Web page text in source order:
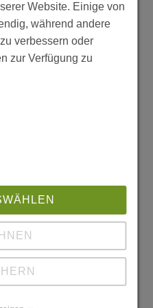
ihrer
Statt einer
wir den Kindern
mit einer
mit Holz,
Sandkuhle,
lädt die Kinder
und mit
Ideen zu
dass Thema
aufzugreifen und
Website. Einige von
während andere
verbessern oder
zur Verfügung zu